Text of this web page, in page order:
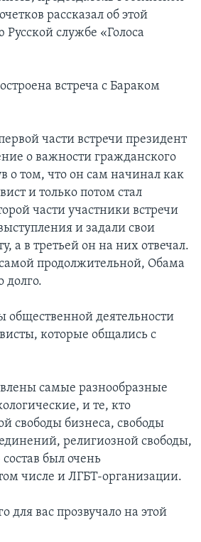
рассказал об этой
Русской службе «Голоса
встреча с Бараком
части встречи президент
о важности гражданского
о том, что он сам начинал как
и только потом стал
части участники встречи
и задали свои
а в третьей он на них отвечал.
продолжительной, Обама
долго.
общественной деятельности
которые общались с
самые разнообразные
и те, кто
свободы бизнеса, свободы
религиозной свободы,
был очень
числе и ЛГБТ-организации.
для вас прозвучало на этой